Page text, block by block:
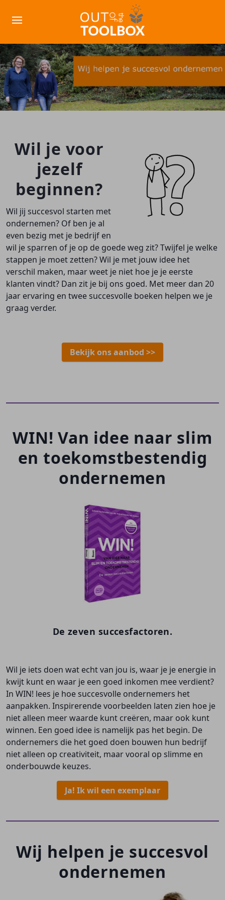
Wil je voor
jezelf
beginnen?
Wil jij succesvol starten met
ondernemen? Of ben je al
even bezig met je bedrijf en
wil je sparren of je op de goede weg zit? Twijfel je welke
stappen je moet zetten? Wil je met jouw idee het
verschil maken, maar weet je niet hoe je je eerste
klanten vindt? Dan zit je bij ons goed. Met meer dan 20
jaar ervaring en twee succesvolle boeken helpen we je
graag verder.
Bekijk ons aanbod >>
WIN! Van idee naar slim
en toekomstbestendig
ondernemen
De zeven succesfactoren.
Wil je iets doen wat echt van jou is, waar je je energie in
kwijt kunt en waar je een goed inkomen mee verdient?
In WIN! lees je hoe succesvolle ondernemers het
aanpakken. Inspirerende voorbeelden laten zien hoe je
niet alleen meer waarde kunt creëren, maar ook kunt
winnen. Een goed idee is namelijk pas het begin. De
ondernemers die het goed doen bouwen hun bedrijf
niet alleen op creativiteit, maar vooral op slimme en
onderbouwde keuzes.
Ja! Ik wil een exemplaar
Wij helpen je succesvol
ondernemen